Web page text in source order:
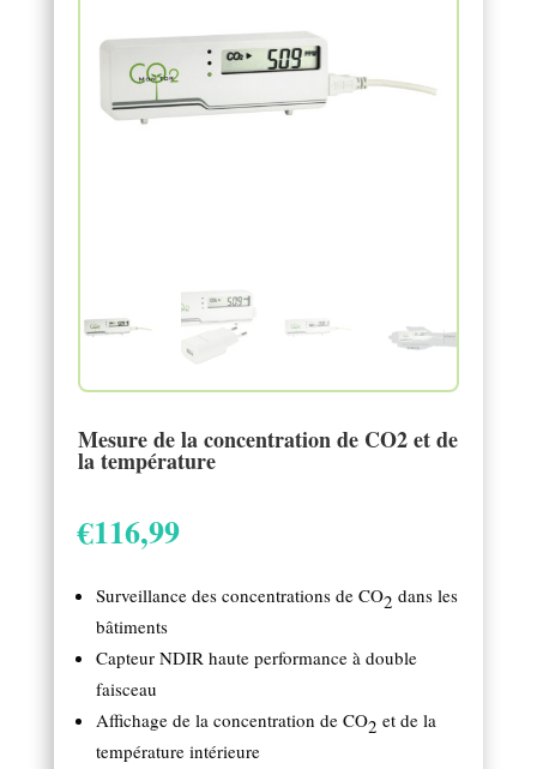
Mesure de la concentration de CO2 et de
la température
€116,99
Surveillance des concentrations de CO2 dans les
bâtiments
Capteur NDIR haute performance à double
faisceau
Affichage de la concentration de CO2 et de la
température intérieure